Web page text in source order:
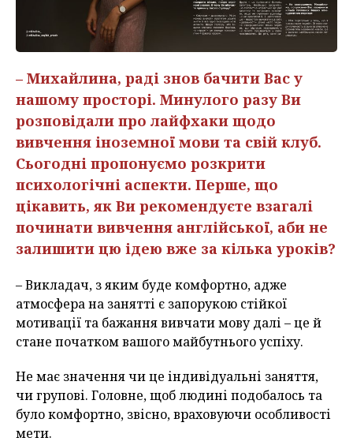
– Михайлина, раді знов бачити Вас у
нашому просторі. Минулого разу Ви
розповідали про лайфхаки щодо
вивчення іноземної мови та свій клуб.
Сьогодні пропонуємо розкрити
психологічні аспекти. Перше, що
цікавить, як Ви рекомендуєте взагалі
починати вивчення англійської, аби не
залишити цю ідею вже за кілька уроків?
– Викладач, з яким буде комфортно, адже
атмосфера на занятті є запорукою стійкої
мотивації та бажання вивчати мову далі – це й
стане початком вашого майбутнього успіху.
Не має значення чи це індивідуальні заняття,
чи групові. Головне, щоб людині подобалось та
було комфортно, звісно, враховуючи особливості
мети.